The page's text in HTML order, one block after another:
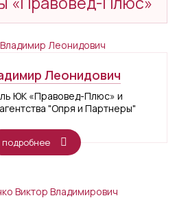
Леонидович
ЮК «Правовед-Плюс» и
"Опря и Партнеры"
подробнее